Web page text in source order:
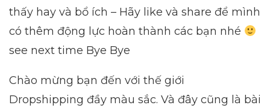
thấy hay và bổ ích – Hãy like và share để mình
có thêm động lực hoàn thành các bạn nhé
see next time Bye Bye
Chào mừng bạn đến với thế giới
Dropshipping đầy màu sắc. Và đây cũng là bài